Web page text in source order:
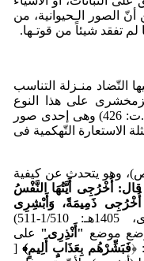
الصور الـحیوانیة، من
لم تفقد شیئاً من قوتـها.
التّضاد منـزلة التناسب
علی هذا النوع
اسم "العکس فی الکلام". (أبوموسی، د.ت: 426) وهی إحدی صور
الاستعارة التّهکمیة فی
وهو یتحدث عن کیفیة
قال: أُخرُجِی أَیَّتُهَا النَّفسُ
رُجِی ذَمِیمَةً، وَأَبشِرِی
. (الـخطیب التبریزی، 1405هـ: 1/510-511)
موضع "أَنذِرِی" علی
﴿فَبَشِّرْهُم بِعَذَابٍ أَلِیمٍ﴾ [